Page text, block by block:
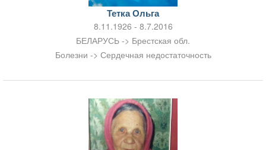
Тетка Ольга
8.11.1926 - 8.7.2016
БЕЛАРУСЬ -> Брестская обл.
Болезни -> Сердечная недостаточность